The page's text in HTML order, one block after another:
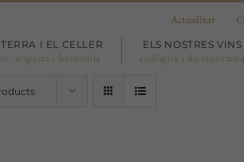
Actualitat
I EL CELLER
respecte i harmonia
ELS NOSTRES VINS
ecològics i de muntanya